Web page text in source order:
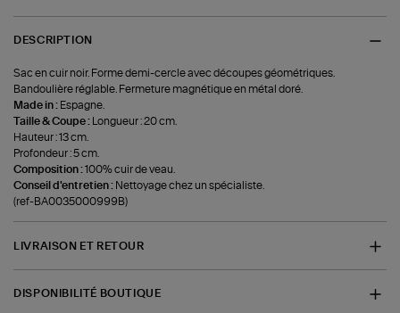
DESCRIPTION
Sac en cuir noir. Forme demi-cercle avec découpes géométriques.
Bandoulière réglable. Fermeture magnétique en métal doré.
Made in : Espagne.
Taille & Coupe :
Longueur : 20 cm.
Hauteur : 13 cm.
Profondeur : 5 cm.
Composition :100% cuir de veau.
Conseil d'entretien : Nettoyage chez un spécialiste.
(ref-BA0035000999B)
LIVRAISON ET RETOUR
DISPONIBILITÉ BOUTIQUE